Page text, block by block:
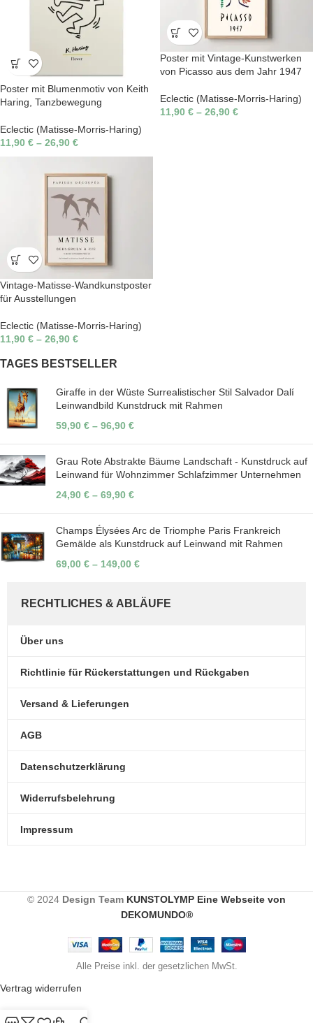
Poster mit Blumenmotiv von Keith
Haring, Tanzbewegung
Eclectic (Matisse-Morris-Haring)
11,90 € – 26,90 €
Poster mit Vintage-Kunstwerken
von Picasso aus dem Jahr 1947
Eclectic (Matisse-Morris-Haring)
11,90 € – 26,90 €
Vintage-Matisse-Wandkunstposter
für Ausstellungen
Eclectic (Matisse-Morris-Haring)
11,90 € – 26,90 €
TAGES BESTSELLER
Giraffe in der Wüste Surrealistischer Stil Salvador Dalí
Leinwandbild Kunstdruck mit Rahmen
59,90 € – 96,90 €
Grau Rote Abstrakte Bäume Landschaft - Kunstdruck auf
Leinwand für Wohnzimmer Schlafzimmer Unternehmen
24,90 € – 69,90 €
Champs Élysées Arc de Triomphe Paris Frankreich
Gemälde als Kunstdruck auf Leinwand mit Rahmen
69,00 € – 149,00 €
RECHTLICHES & ABLÄUFE
Über uns
Richtlinie für Rückerstattungen und Rückgaben
Versand & Lieferungen
AGB
Datenschutzerklärung
Widerrufsbelehrung
Impressum
© 2024 Design Team KUNSTOLYMP Eine Webseite von
DEKOMUNDO®
Alle Preise inkl. der gesetzlichen MwSt.
Vertrag widerrufen